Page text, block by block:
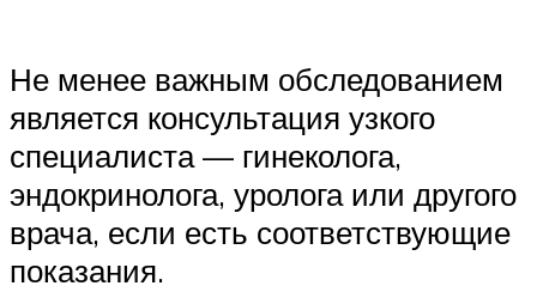
Не менее важным обследованием
является консультация узкого
специалиста — гинеколога,
эндокринолога, уролога или другого
врача, если есть соответствующие
показания.